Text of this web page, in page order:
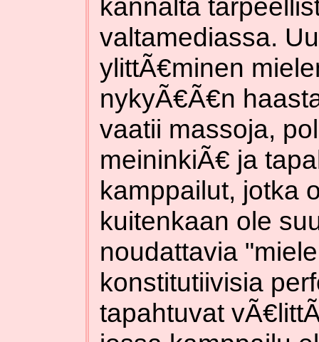
kannalta
valtamediassa.
ylittÃ€minen
nykyÃ€Ã€n
vaatii massoja,
meininkiÃ€ ja
kamppailut, jotka
kuitenkaan ole
noudattavia
konstitutiivisia
tapahtuvat